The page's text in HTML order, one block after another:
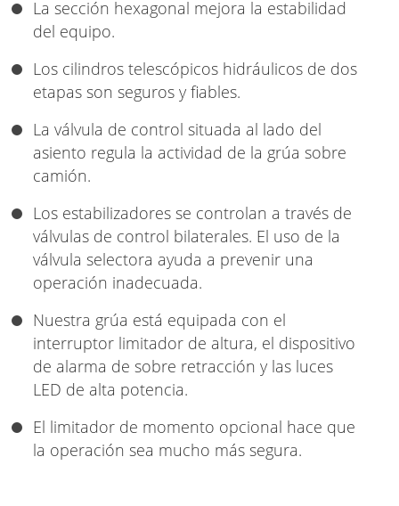
La sección hexagonal mejora la estabilidad
del equipo.
Los cilindros telescópicos hidráulicos de dos
etapas son seguros y fiables.
La válvula de control situada al lado del
asiento regula la actividad de la grúa sobre
camión.
Los estabilizadores se controlan a través de
válvulas de control bilaterales. El uso de la
válvula selectora ayuda a prevenir una
operación inadecuada.
Nuestra grúa está equipada con el
interruptor limitador de altura, el dispositivo
de alarma de sobre retracción y las luces
LED de alta potencia.
El limitador de momento opcional hace que
la operación sea mucho más segura.